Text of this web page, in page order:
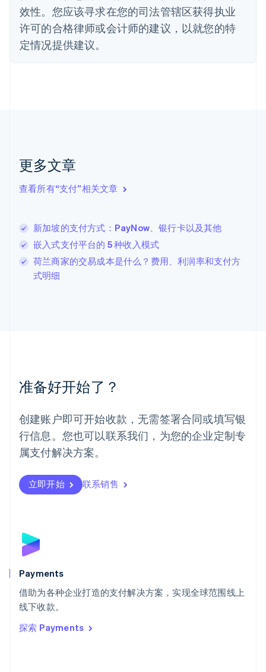
效性。您应该寻求在您的司法管辖区获得执业
许可的合格律师或会计师的建议，以就您的特
定情况提供建议。
更多文章
查看所有“支付”相关文章
新加坡的支付方式：PayNow、银行卡以及其他
嵌入式支付平台的 5 种收入模式
荷兰商家的交易成本是什么？费用、利润率和支付方
式明细
准备好开始了？
创建账户即可开始收款，无需签署合同或填写银
行信息。您也可以联系我们，为您的企业定制专
属支付解决方案。
立即开始 联系销售
Payments
借助为各种企业打造的支付解决方案，实现全球范围线上
线下收款。
探索 Payments
DeutschEnglish
法国
FrançaisEnglish
芬兰
EnglishSvenska
English Italiano
拉脱维亚
立陶宛
DeutschEnglish
卢森堡
Français Deutsch English
罗马尼亚
English
挪威
葡萄牙
Português English
日本
日本語English
瑞典
瑞士
DeutschFrançais
English
斯洛文尼亚
泰国
ไทยEnglish
希腊
English
西班牙